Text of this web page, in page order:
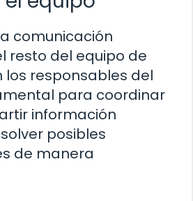
comunicación
resto del equipo de
los responsables del
para coordinar
información
posibles
de manera